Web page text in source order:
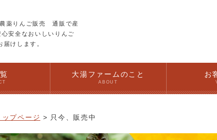
薬りんご販売 通販で産
安全なおいしいりんご
届けします。
大湯ファームのこと
ABOUT
お
ップページ 只今、販売中